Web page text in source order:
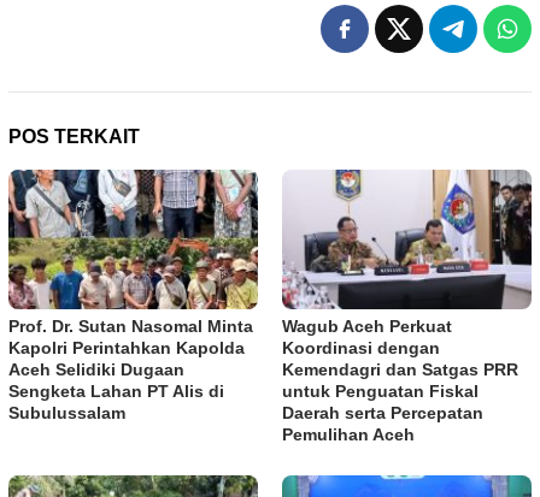
POS TERKAIT
Prof. Dr. Sutan Nasomal Minta
Kapolri Perintahkan Kapolda
Aceh Selidiki Dugaan
Sengketa Lahan PT Alis di
Subulussalam
Wagub Aceh Perkuat
Koordinasi dengan
Kemendagri dan Satgas PRR
untuk Penguatan Fiskal
Daerah serta Percepatan
Pemulihan Aceh